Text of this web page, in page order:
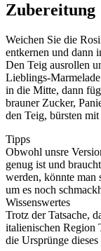
Zubereitung
Weichen Sie die
entkernen und dann
Den Teig ausrollen
Lieblings-
in die Mitte, dann
brauner Zucker,
den Teig, bürsten
Tipps
Obwohl unsre
genug ist und
werden, könnte man
um es noch
Wissenswertes
Trotz der Tatsache,
italienischen Region
die Ursprünge